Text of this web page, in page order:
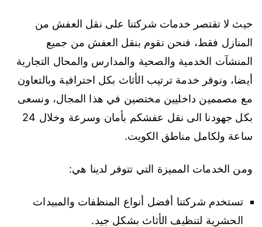
حيث لا تقتصر خدمات شركتنا على نقل العفش من
المنازل فقط، فنحن نقوم بنقل العفش من جميع
المنشآت الخدمية والصحية والمدارس والمحال التجارية
أيضا، ونوفر خدمة ترتيب الأثاث بكل احترافية وبالتعاون
مع مصممين داخليين مختصين في هذا المجال، ونسعى
بكل جهودنا الى نقل عفشكم بأمان وسرعة وخلال 24
ساعة ولكامل مناطق الكويت.
ومن الخدمات المميزة التي تتوفر لدينا هي:
تستخدم شركتنا أفضل أنواع المنظفات والمبيدات
الحشرية لتنظيف الأثاث بشكل جيد.